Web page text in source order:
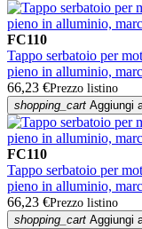
FC110
Tappo serbatoio per
pieno in alluminio,
66,23 €Prezzo listino
shopping_cart Aggiungi
FC110
Tappo serbatoio per
pieno in alluminio,
66,23 €Prezzo listino
shopping_cart Aggiungi